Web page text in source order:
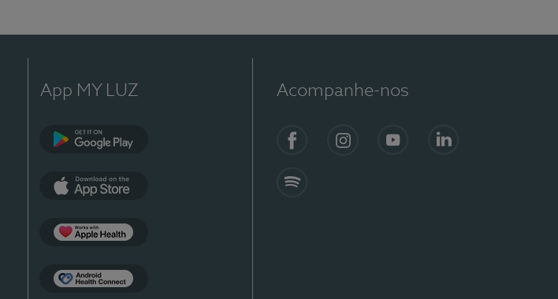
App MY LUZ Acompanhe-nos